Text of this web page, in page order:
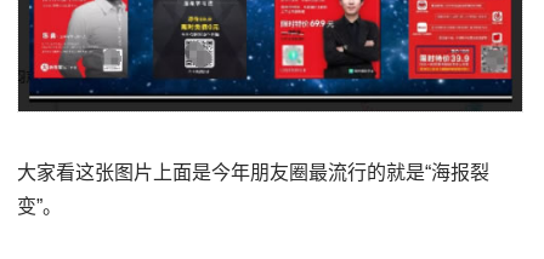
大家看这张图片上面是今年朋友圈最流行的就是“海报裂
变”。